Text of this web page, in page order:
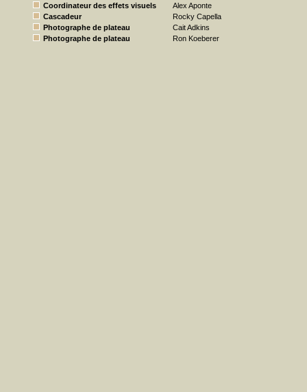
Coordinateur des effets visuels
Alex Aponte
Cascadeur
Rocky Capella
Photographe de plateau
Cait Adkins
Photographe de plateau
Ron Koeberer